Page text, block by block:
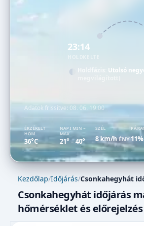
23:14
Holdfázis: Utolsó
Adatok frissítve: 08. 06. 19:00
ÉRZÉKELT
HŐM.
36°C
NAPI MIN –
MAX
21° –40°
SZÉL
8 km/hÉNY11%
Kezdőlap/Időjárás/Csonkahegyhát
Csonkahegyhát időjárás
hőmérséklet és előrejelzés